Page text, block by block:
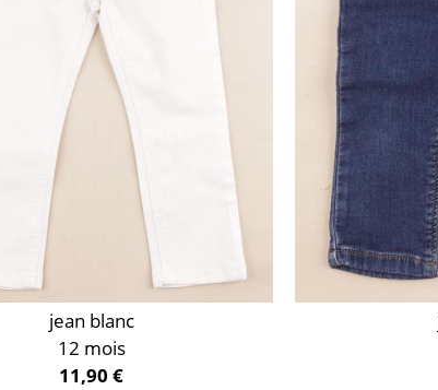
jean blanc
12 mois
11,90 €